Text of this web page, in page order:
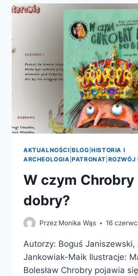
DOBRY?
AKTUALNOŚCI |BLOG |HISTORIA I
ARCHEOLOGIA |PATRONAT ROZWÓJ
W czym Chrobry
dobry?
Przez Monika Wąs 16
Autorzy: Boguś Janiszewski,
Jankowiak-Maik Ilustracje:
Bolesław Chrobry pojawia